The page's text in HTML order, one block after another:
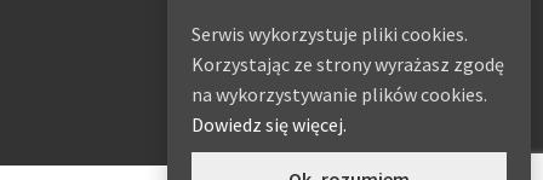
Serwis wykorzystuje pliki cookies.
Korzystając ze strony wyrażasz zgodę
na wykorzystywanie plików cookies.
Dowiedz się więcej.